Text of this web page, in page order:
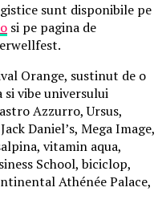
sunt disponibile pe
si pe pagina de
Orange, sustinut de o
si vibe universului
Azzurro, Ursus,
Daniel’s, Mega Image,
vitamin aqua,
School, biciclop,
Athénée Palace,